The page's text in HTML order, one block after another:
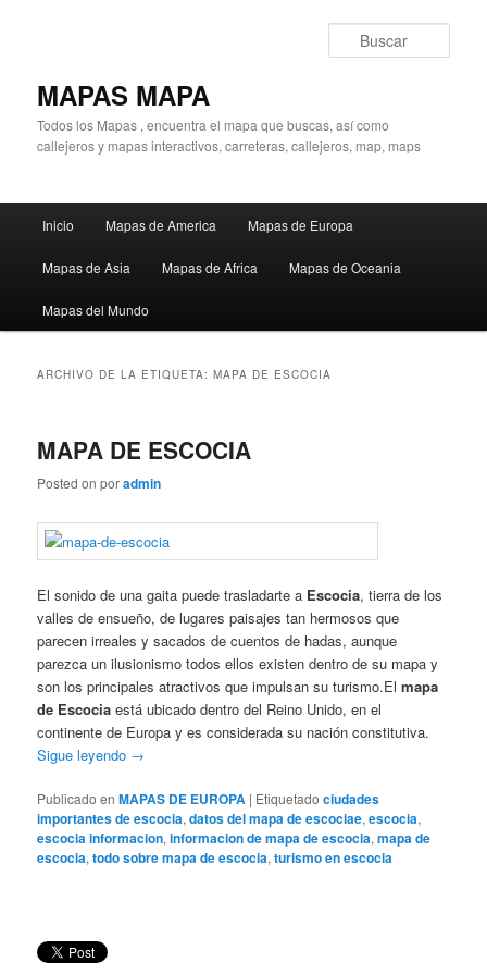
MAPAS MAPA
Todos los Mapas , encuentra el mapa que buscas, así como
callejeros y mapas interactivos, carreteras, callejeros, map, maps
principal
Inicio Mapas de America Mapas de Europa
Mapas de Asia Mapas de Africa Mapas de Oceania
Mapas del Mundo
ARCHIVO DE LA ETIQUETA:MAPA DE ESCOCIA
MAPA DE ESCOCIA
Posted onporadmin
El sonido de una gaita puede trasladarte a Escocia, tierra de los
valles de ensueño, de lugares paisajes tan hermosos que
parecen irreales y sacados de cuentos de hadas, aunque
parezca un ilusionismo todos ellos existen dentro de su mapa y
son los principales atractivos que impulsan su turismo.Elmapa
de Escocia está ubicado dentro del Reino Unido, en el
continente de Europa y es considerada su nación constitutiva.
Sigue leyendo →
Publicado en MAPAS DE EUROPA | Etiquetado ciudades
importantes de escocia,datos del mapa de escociae,escocia,
escocia informacion,informacion de mapa de escocia,mapa de
escocia,todo sobre mapa de escocia,turismo en escocia